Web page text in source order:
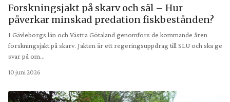
Forskningsjakt på skarv och säl – Hur
påverkar minskad predation fiskbestånden?
I Gävleborgs län och Västra Götaland genomförs de kommande åren
forskningsjakt på skarv. Jakten är ett regeringsuppdrag till SLU och ska ge
svar på om…
10 juni 2026